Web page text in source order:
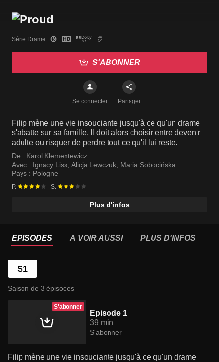
Série Drame
S'ABONNER
Se connecter Partager
Filip mène une vie insouciante jusqu'à ce qu'un drame
s'abatte sur sa famille. Il doit alors choisir entre devenir
adulte ou risquer de perdre tout ce qu'il lui reste.
De : Karol Klementewicz
Avec : Ignacy Liss, Alicja Lewczuk, Maria Sobocińska
Pays : Pologne
P. S.
Plus d'infos
ÉPISODES À VOIR AUSSI PLUS D'INFOS
S1
Saison de 3 épisodes
S'abonner
Episode 1
39 min
S'abonner
Filip mène une vie insouciante jusqu'à ce qu'un drame